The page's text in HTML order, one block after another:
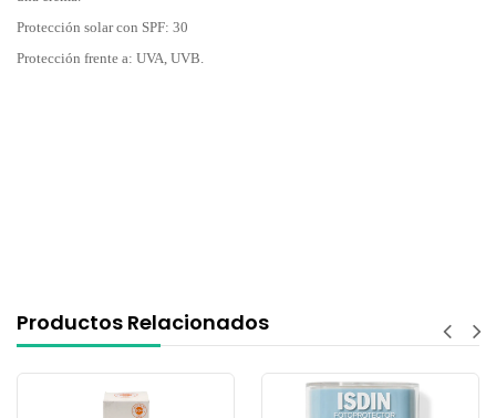
Protección solar con SPF: 30
Protección frente a: UVA, UVB.
Productos Relacionados